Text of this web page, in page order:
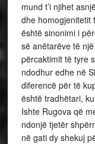
mund t’i njihet
dhe homogjenitetit
është sinonimi i
së anëtarëve të
përcaktimit të tyre
ndodhur edhe në
diferencë për të
është tradhëtari,
Ishte Rugova që
ndonjë tjetër
në gati dy shekuj